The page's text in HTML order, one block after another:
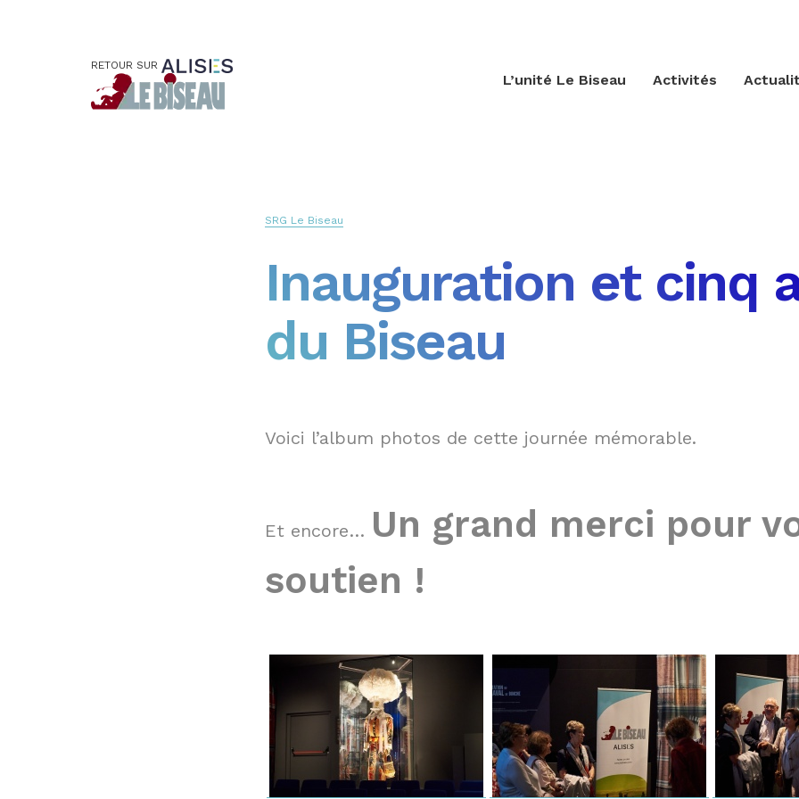
RETOUR SUR
L’unité Le Biseau Activités
SRG Le Biseau
Inauguration et cinq
du Biseau
Voici l’album photos de cette journée mémorable.
Et encore… Un grand merci pour
soutien !